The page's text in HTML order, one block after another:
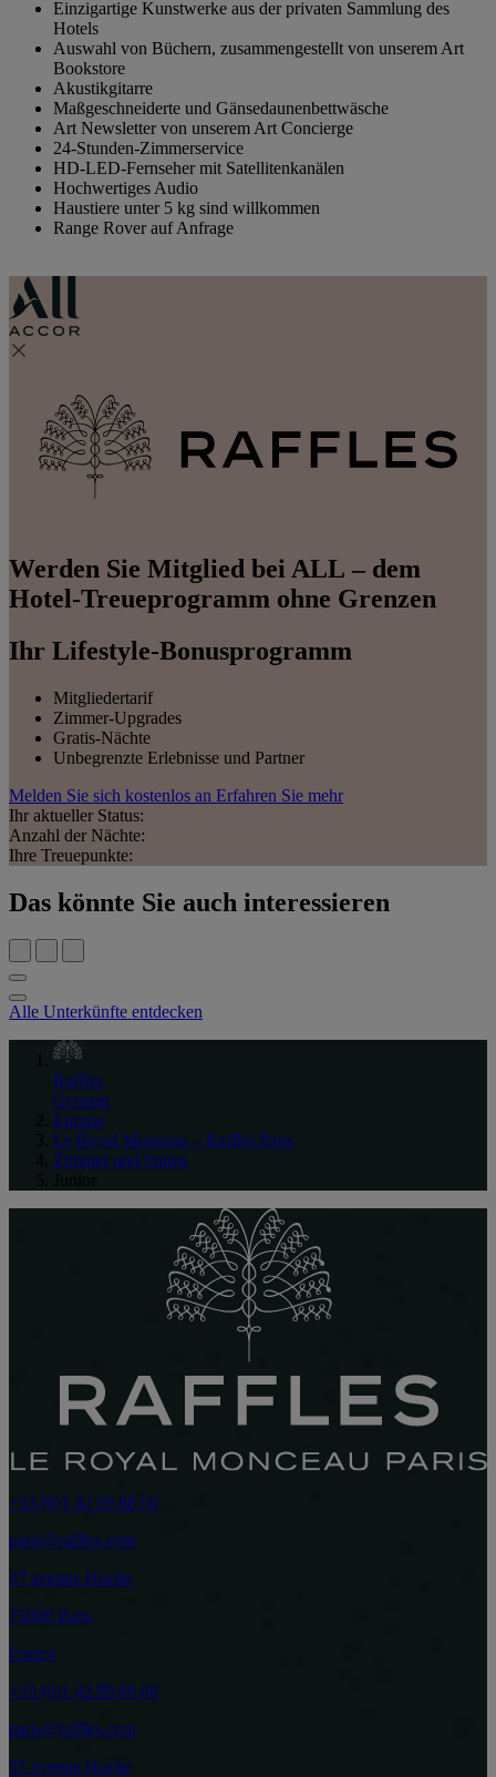
Einzigartige Kunstwerke aus der privaten Sammlung des
Hotels
Auswahl von Büchern, zusammengestellt von unserem Art
Bookstore
Akustikgitarre
Maßgeschneiderte und Gänsedaunenbettwäsche
Art Newsletter von unserem Art Concierge
24-Stunden-Zimmerservice
HD-LED-Fernseher mit Satellitenkanälen
Hochwertiges Audio
Haustiere unter 5 kg sind willkommen
Range Rover auf Anfrage
Werden Sie Mitglied bei ALL – dem
Hotel-Treueprogramm ohne Grenzen
Ihr Lifestyle-Bonusprogramm
Mitgliedertarif
Zimmer-Upgrades
Gratis-Nächte
Unbegrenzte Erlebnisse und Partner
Melden Sie sich kostenlos an Erfahren Sie mehr
Ihr aktueller Status:
Anzahl der Nächte:
Ihre Treuepunkte:
Das könnte Sie auch interessieren
Alle Unterkünfte entdecken
Raffles
German
Europa
Le Royal Monceau – Raffles Paris
Zimmer und Suiten
+33 (0)1 42 99 88 00
paris@raffles.com
37 avenue Hoche
75008 Paris
France
+33 (0)1 42 99 88 00
paris@raffles.com
37 avenue Hoche